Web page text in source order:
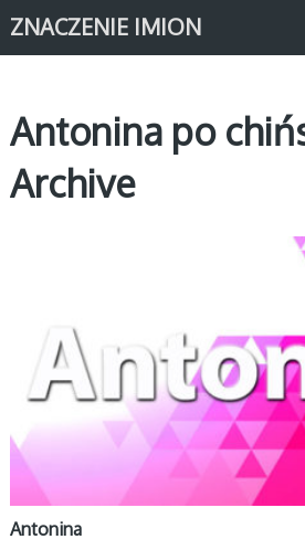
ZNACZENIE IMION
Antonina po
Archive
Antonina